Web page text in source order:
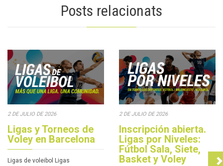
Posts relacionats
2 DE JULIO DE 2026
Ligas y Torneos de
Voley en Barcelona
Ligas de voleibol Ligas
2 DE JULIO DE 2026
Inscripción abierta.
Ligas por Niveles:
Fútbol Sala, Siete,
Basket y Voley